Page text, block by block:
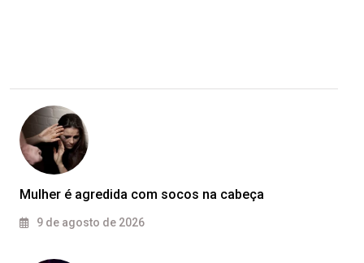
Mulher é agredida com socos na cabeça
9 de agosto de 2026